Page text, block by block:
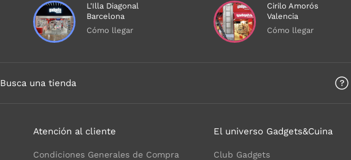
L'Illa Diagonal
Barcelona
Cómo llegar
Cirilo Amorós
Valencia
Cómo llegar
Busca una tienda
Atención al cliente
Condiciones Generales de Compra
El universo Gadgets&Cuina
Club Gadgets